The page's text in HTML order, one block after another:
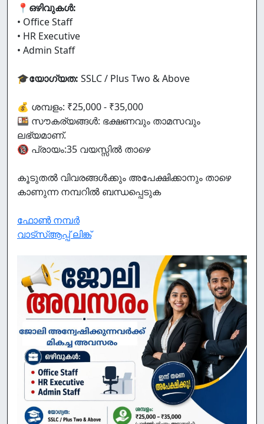
📍 ഒഴിവുകൾ:
• Office Staff
• HR Executive
• Admin Staff
🎓യോഗ്യത: SSLC / Plus Two & Above
💰 ശമ്പളം: ₹25,000 - ₹35,000
🍱 സൗകര്യങ്ങൾ: ഭക്ഷണവും താമസവും
ലഭ്യമാണ്.
🔞 പ്രായം:35 വയസ്സിൽ താഴെ
കൂടുതൽ വിവരങ്ങൾക്കും അപേക്ഷിക്കാനും താഴെ
കാണുന്ന നമ്പറിൽ ബന്ധപ്പെടുക
ഫോൺ നമ്പർ
വാട്സ്ആപ്പ് ലിങ്ക്